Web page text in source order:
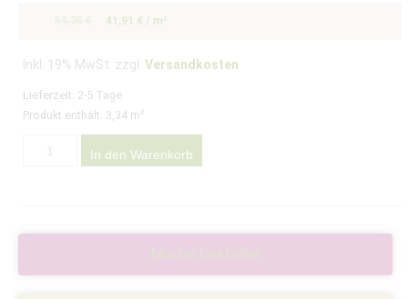
59,75€ 41,91 € / m²
Inkl. 19% MwSt. zzgl. Versandkosten
Lieferzeit: 2-5 Tage
Produkt enthält: 3,34 m²
In den Warenkorb